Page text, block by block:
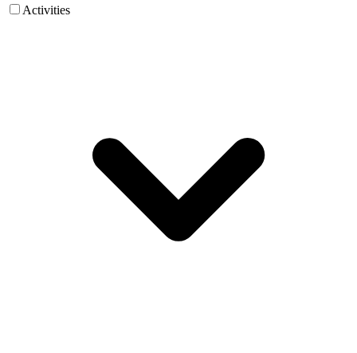
Activities